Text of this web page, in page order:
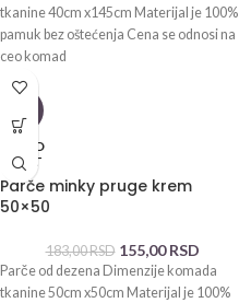
tkanine 40cm x145cm Materijal je 100%
pamuk bez oštećenja Cena se odnosi na
ceo komad
SOLD
OUT
Parče minky pruge krem
50×50
183,00RSD 155,00RSD
Parče od dezena Dimenzije komada
tkanine 50cm x50cm Materijal je 100%